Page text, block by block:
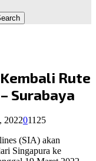
Rute
Surabaya
202201125
(SIA) akan
Singapura ke